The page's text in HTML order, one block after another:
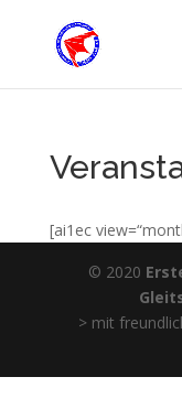
[ai1ec
© 2020
> mit